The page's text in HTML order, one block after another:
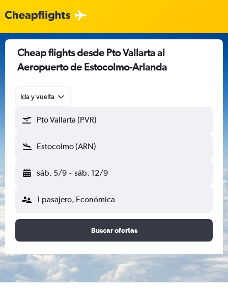
Cheap flights desde Pto Vallarta al
Aeropuerto de Estocolmo-Arlanda
Ida y vuelta
Pto Vallarta (PVR)
Estocolmo (ARN)
sáb. 5/9 - sáb. 12/9
1 pasajero, Económica
Buscar ofertas